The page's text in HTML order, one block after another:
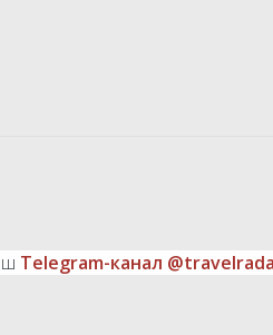
Telegram-канал